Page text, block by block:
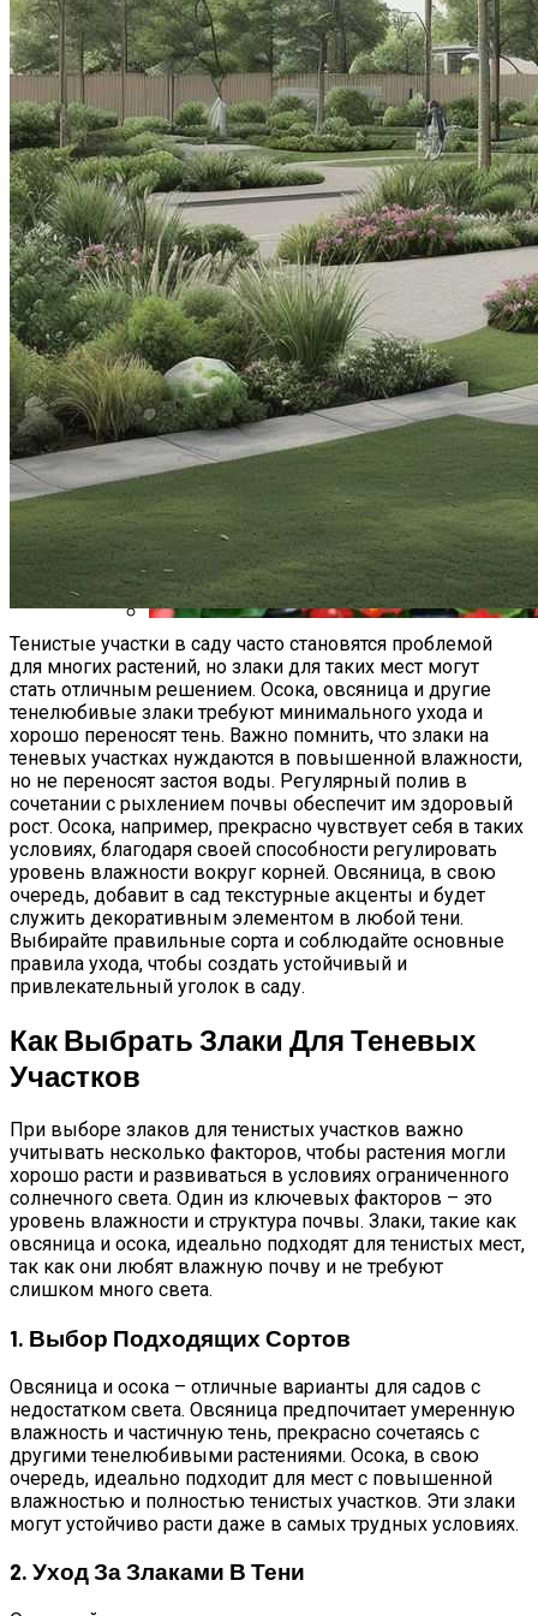
Как Избежать Ошибок При Сборке
Мебели Из ЛДСП
Хоста Королева Тени Для Вашего Сада
Великая Китайская Стена — Великое
Достояние Мировой Культуры
Гёреме – Национальный Парк Церквей
Цветочные Композиции Для Сада:
Идеи И Вдохновение
Бегонии: Красота И Нежность В Вашем
Саду
Тенистые участки в саду часто становятся проблемой
для многих растений, но злаки для таких мест могут
стать отличным решением. Осока, овсяница и другие
тенелюбивые злаки требуют минимального ухода и
хорошо переносят тень. Важно помнить, что злаки на
теневых участках нуждаются в повышенной влажности,
но не переносят застоя воды. Регулярный полив в
сочетании с рыхлением почвы обеспечит им здоровый
рост. Осока, например, прекрасно чувствует себя в таких
условиях, благодаря своей способности регулировать
уровень влажности вокруг корней. Овсяница, в свою
очередь, добавит в сад текстурные акценты и будет
служить декоративным элементом в любой тени.
Выбирайте правильные сорта и соблюдайте основные
правила ухода, чтобы создать устойчивый и
привлекательный уголок в саду.
Как Выбрать Злаки Для Теневых
Участков
При выборе злаков для тенистых участков важно
учитывать несколько факторов, чтобы растения могли
хорошо расти и развиваться в условиях ограниченного
солнечного света. Один из ключевых факторов – это
уровень влажности и структура почвы. Злаки, такие как
овсяница и осока, идеально подходят для тенистых мест,
так как они любят влажную почву и не требуют
слишком много света.
1. Выбор Подходящих Сортов
Овсяница и осока – отличные варианты для садов с
недостатком света. Овсяница предпочитает умеренную
влажность и частичную тень, прекрасно сочетаясь с
другими тенелюбивыми растениями. Осока, в свою
очередь, идеально подходит для мест с повышенной
влажностью и полностью тенистых участков. Эти злаки
могут устойчиво расти даже в самых трудных условиях.
2. Уход За Злаками В Тени